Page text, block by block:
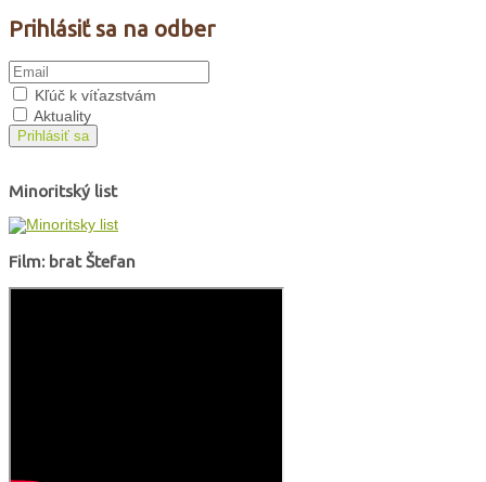
Prihlásiť sa na odber
Kľúč k víťazstvám
Aktuality
Prihlásiť sa
Minoritský list
Film: brat Štefan